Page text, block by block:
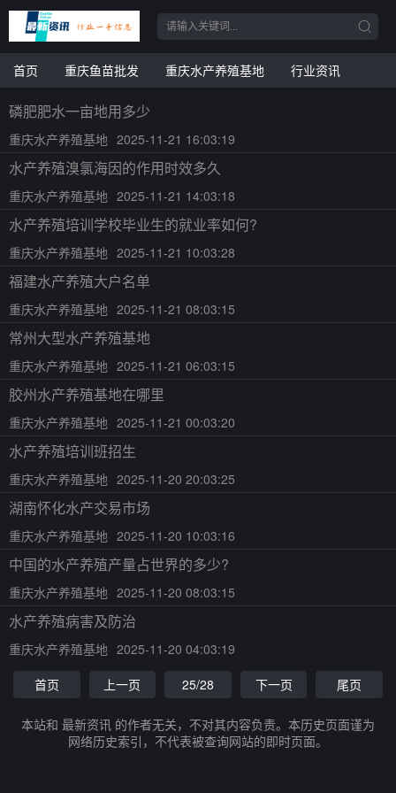
首页 重庆鱼苗批发 重庆水产养殖基地 行业资讯
磷肥肥水一亩地用多少
重庆水产养殖基地 2025-11-21 16:03:19
水产养殖溴氯海因的作用时效多久
重庆水产养殖基地 2025-11-21 14:03:18
水产养殖培训学校毕业生的就业率如何?
重庆水产养殖基地 2025-11-21 10:03:28
福建水产养殖大户名单
重庆水产养殖基地 2025-11-21 08:03:15
常州大型水产养殖基地
重庆水产养殖基地 2025-11-21 06:03:15
胶州水产养殖基地在哪里
重庆水产养殖基地 2025-11-21 00:03:20
水产养殖培训班招生
重庆水产养殖基地 2025-11-20 20:03:25
湖南怀化水产交易市场
重庆水产养殖基地 2025-11-20 10:03:16
中国的水产养殖产量占世界的多少?
重庆水产养殖基地 2025-11-20 08:03:15
水产养殖病害及防治
重庆水产养殖基地 2025-11-20 04:03:19
首页
上一页 25/28 下一页 尾页
本站和 最新资讯 的作者无关，不对其内容负责。本历史页面谨为
网络历史索引，不代表被查询网站的即时页面。